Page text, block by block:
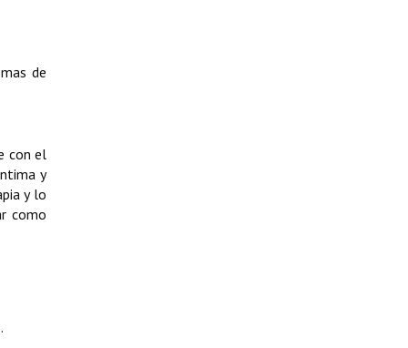
de
con el
y
y lo
como